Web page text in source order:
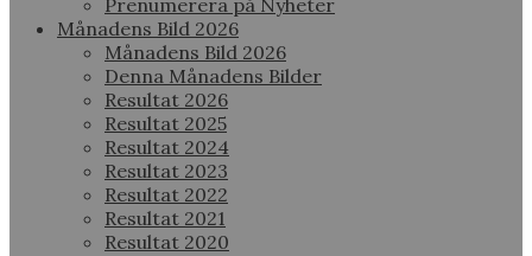
Prenumerera på Nyheter
Månadens Bild 2026
Månadens Bild 2026
Denna Månadens Bilder
Resultat 2026
Resultat 2025
Resultat 2024
Resultat 2023
Resultat 2022
Resultat 2021
Resultat 2020